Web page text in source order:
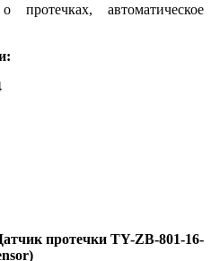
автоматическое
протечки TY-ZB-801-16-